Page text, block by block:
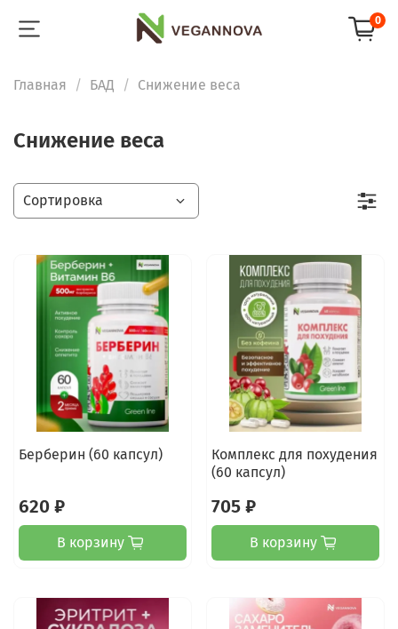
0
Главная БАД Снижение веса
Снижение веса
Берберин (60 капсул)
620 ₽
В корзину
Комплекс для похудения
(60 капсул)
705 ₽
В корзину